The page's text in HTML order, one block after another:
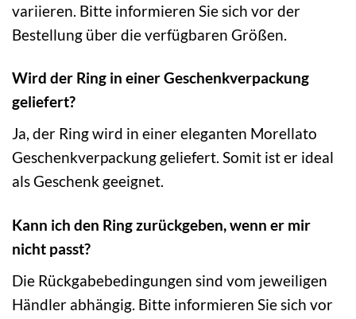
variieren. Bitte informieren Sie sich vor der
Bestellung über die verfügbaren Größen.
Wird der Ring in einer Geschenkverpackung
geliefert?
Ja, der Ring wird in einer eleganten Morellato
Geschenkverpackung geliefert. Somit ist er ideal
als Geschenk geeignet.
Kann ich den Ring zurückgeben, wenn er mir
nicht passt?
Die Rückgabebedingungen sind vom jeweiligen
Händler abhängig. Bitte informieren Sie sich vor